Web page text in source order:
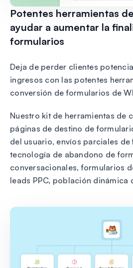
Potentes herramientas
ayudar a aumentar la
formularios
Deja de perder clientes
ingresos con las potentes
conversión de formularios de
Nuestro kit de herramientas de
páginas de destino de
del usuario, envíos parciales de
tecnología de abandono de
conversacionales, formularios
leads PPC, población dinámica